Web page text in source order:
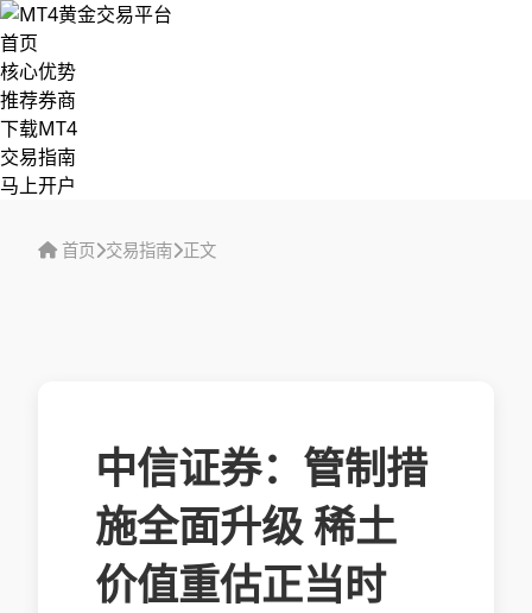
首页
核心优势
推荐券商
下载MT4
交易指南
马上开户
首页 交易指南 正文
中信证券：管制措
施全面升级 稀土
价值重估正当时